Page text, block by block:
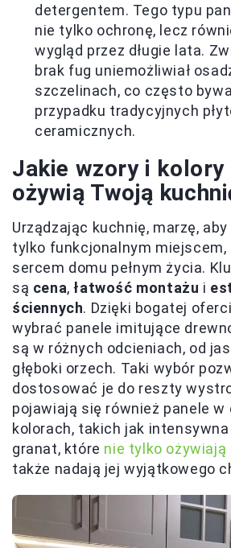
detergentem. Tego typu
nie tylko ochronę, lecz
wygląd przez długie lata.
brak fug uniemożliwiał
szczelinach, co często
przypadku tradycyjnych
ceramicznych.
Jakie wzory i kolory
ożywią Twoją
Urządzając kuchnię, marzę,
tylko funkcjonalnym miejscem,
sercem domu pełnym życia.
są cena,łatwość montażu i
ściennych. Dzięki bogatej
wybrać panele imitujące
są w różnych odcieniach, od
głęboki orzech. Taki wybór
dostosować je do reszty
pojawiają się również panele w
kolorach, takich jak
granat, które nie tylko ożywiają
także nadają jej wyjątkowego